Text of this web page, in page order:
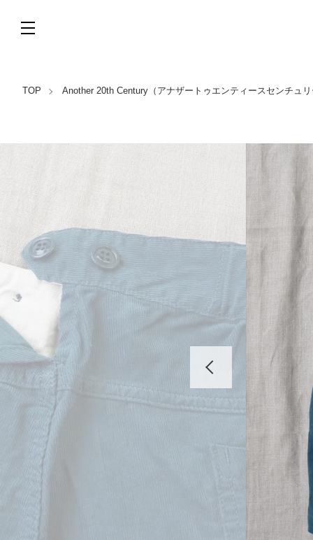
TOP Another 20th Century（アナザートゥエンティースセンチュ